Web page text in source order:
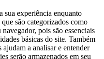
sua experiência enquanto
são categorizados como
pois são essenciais
básicas do site. Também
a analisar e entender
serão armazenados em seu